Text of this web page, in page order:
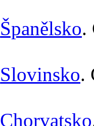
Španělsko.
Slovinsko.
Chorvatsko